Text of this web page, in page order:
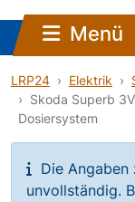
Menü
LRP24 Elektrik
Skoda Superb
Dosiersystem
Die Angaben
unvollständig.